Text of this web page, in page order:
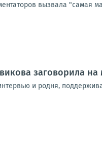
вызвала "самая
заговорила
и родня,